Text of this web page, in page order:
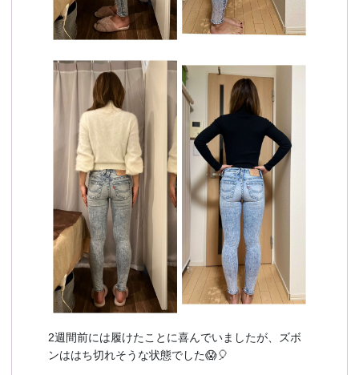
2週間前には履けたことに喜んでいましたが、ズボ
ンははち切れそうな状態でした😱🎈